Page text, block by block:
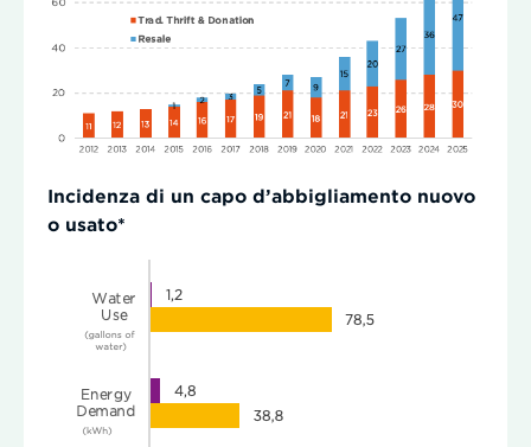
Incidenza di un capo d’abbigliamento nuovo
o usato*